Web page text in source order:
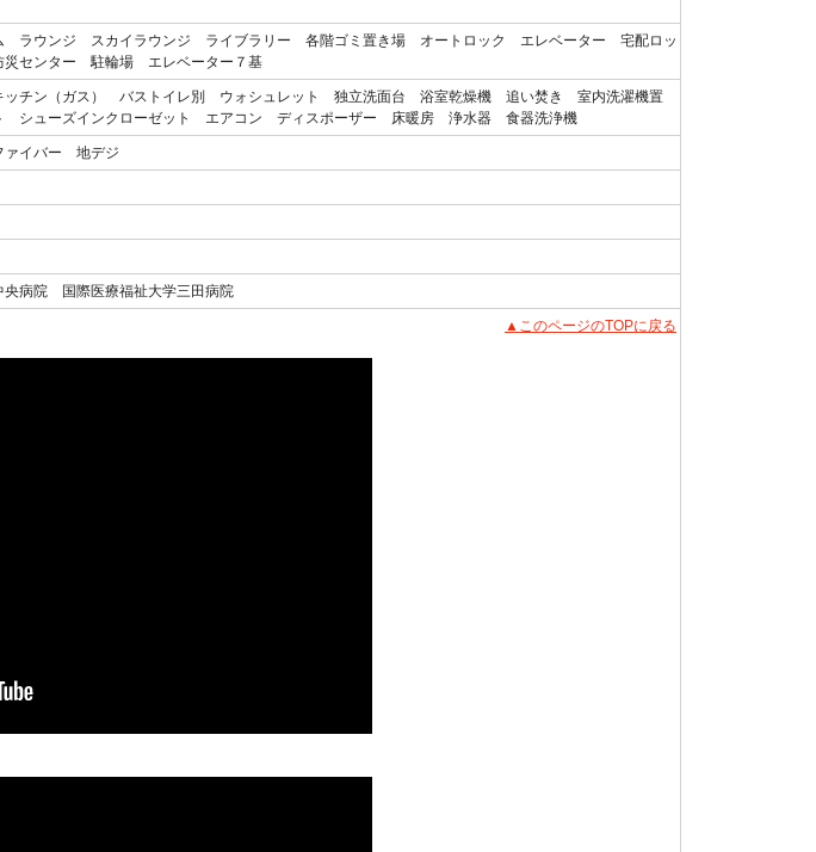
ラウンジ スカイラウンジ ライブラリー 各階ゴミ置き場 オートロック エレベーター 宅配ロッ
センター 駐輪場 エレベーター７基
ッチン（ガス） バストイレ別 ウォシュレット 独立洗面台 浴室乾燥機 追い焚き 室内洗濯機置
シューズインクローゼット エアコン ディスポーザー 床暖房 浄水器 食器洗浄機
イバー 地デジ
病院 国際医療福祉大学三田病院
▲このページのTOPに戻る